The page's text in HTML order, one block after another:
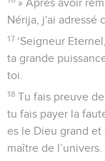
» Après avoir
Nérija, j'ai adressé
17 ‘Seigneur
ta grande
toi.
18 Tu fais preuve
tu fais payer la
es le Dieu grand et
maître de l’univers.